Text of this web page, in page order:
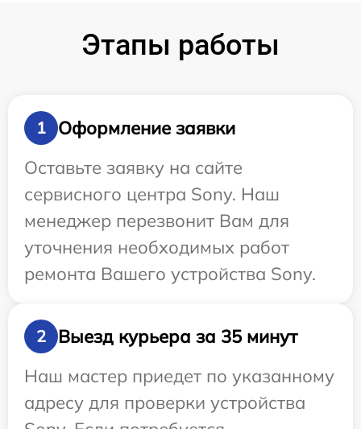
Этапы работы
1
Оформление заявки
Оставьте заявку на сайте
сервисного центра Sony. Наш
менеджер перезвонит Вам для
уточнения необходимых работ
ремонта Вашего устройства Sony.
2
Выезд курьера за 35 минут
Наш мастер приедет по указанному
адресу для проверки устройства